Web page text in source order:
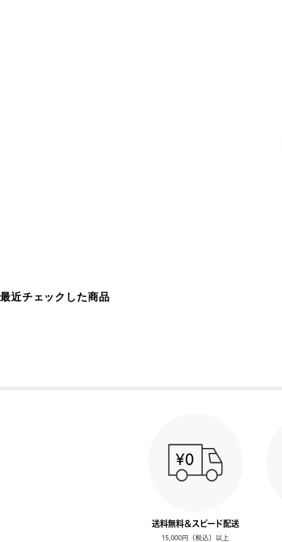
最近チェックした商品
送料無料＆スピード配送
15,000円（税込）以上